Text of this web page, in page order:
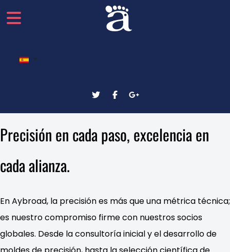
Seleccione su idioma
Precisión en cada paso, excelencia en
cada alianza.
En Aybroad, la precisión es más que una métrica técnica;
es nuestro compromiso firme con nuestros socios
globales. Desde la consultoría inicial y el desarrollo de